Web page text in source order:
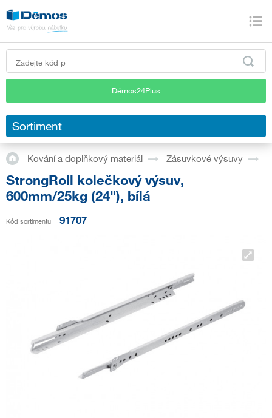
Démos24Plus
Sortiment
Kování a doplňkový materiál Zásuvkové výsuvy
StrongRoll kolečkový výsuv,
600mm/25kg (24"), bílá
Kód sortimentu 91707